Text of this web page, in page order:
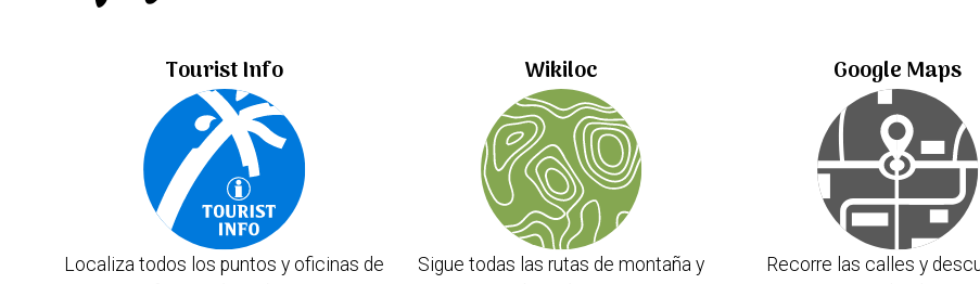
Tourist Info
Localiza todos los puntos y oficinas de
Wikiloc
Sigue todas las rutas de montaña y
Google Maps
Recorre las calles y